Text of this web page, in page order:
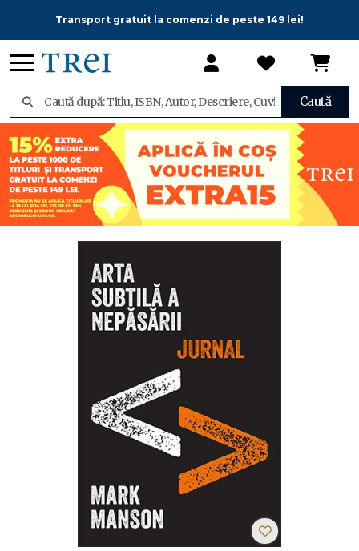
Transport gratuit la comenzi de peste 149 lei!
Caută